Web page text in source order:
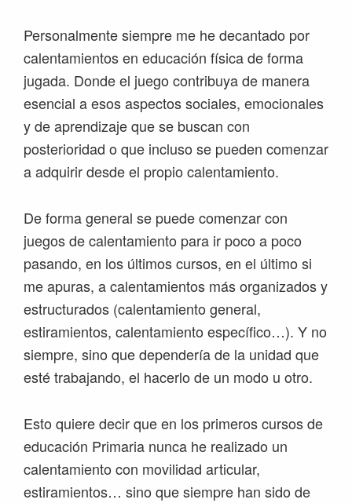
Personalmente siempre me he decantado por
calentamientos en educación física de forma
jugada. Donde el juego contribuya de manera
esencial a esos aspectos sociales, emocionales
y de aprendizaje que se buscan con
posterioridad o que incluso se pueden comenzar
a adquirir desde el propio calentamiento.
De forma general se puede comenzar con
juegos de calentamiento para ir poco a poco
pasando, en los últimos cursos, en el último si
me apuras, a calentamientos más organizados y
estructurados (calentamiento general,
estiramientos, calentamiento específico…). Y no
siempre, sino que dependería de la unidad que
esté trabajando, el hacerlo de un modo u otro.
Esto quiere decir que en los primeros cursos de
educación Primaria nunca he realizado un
calentamiento con movilidad articular,
estiramientos… sino que siempre han sido de